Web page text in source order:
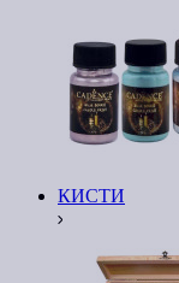
КИСТИ